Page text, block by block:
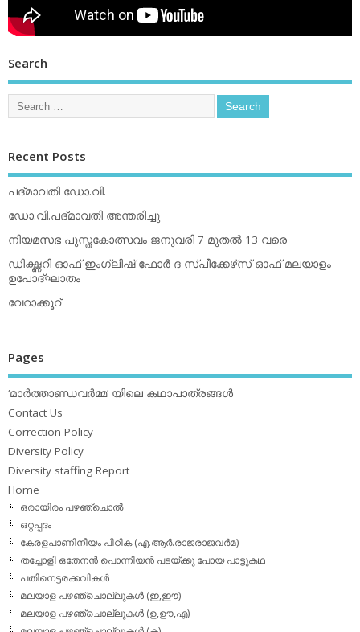
Search
Recent Posts
പദ്മാവതി ഡോ.വി.
ഡോ.വി.പദ്മാവതി അന്തരിച്ചു
നിയമസഭ പുസ്തകോത്സവം ജനുവരി 7 മുതല്‍ 13 വരെ
ഡിക്ഷ്ണറി ഓഫ് ഇംഗ്ലിഷ് ഫോര്‍ ദ സ്പീക്കേഴ്‌സ് ഓഫ് മലയാളം
ഉപോദ്ഘാതം
വേറാക്കൂറ്
Pages
‘മാര്‍ത്താണ്ഡവര്‍മ്മ’ യിലെ കഥാപാത്രങ്ങള്‍
Contact Us
Correction Policy
Diversity Policy
Diversity staffing Report
Home
ഒരായിരം പഴഞ്ചൊല്‍
ഒറ്റപ്പദം
കേരളപാണിനീയം പീഠിക (എ.ആര്‍.രാജരാജവര്‍മ)
തച്ചോളി ഒതേനൻ പൊന്നിയൻ പടയ്‌ക്കു പോയ പാട്ടുകഥ
പതിനെട്ടരക്കവികള്‍
മലയാള പഴഞ്ചൊല്ലുകള്‍ (ഇ,ഈ)
മലയാള പഴഞ്ചൊല്ലുകള്‍ (ഉ,ഊ,എ)